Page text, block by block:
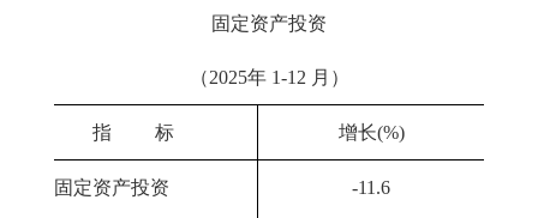
固定资产投资
（2025年 1-12 月）
指 标 增长(%)
固定资产投资 -11.6